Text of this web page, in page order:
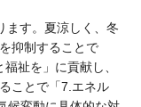
ます。夏涼しく、冬
抑制することで
祉を」に貢献し、
ことで「7.エネル